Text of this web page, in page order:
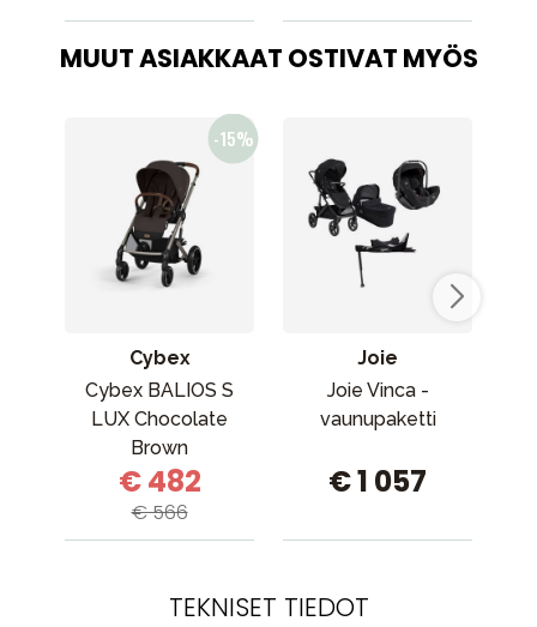
MUUT ASIAKKAAT OSTIVAT MYÖS
Cybex
Cybex BALIOS S
LUX Chocolate
Brown
€ 482
€ 566
Joie
Joie Vinca -
vaunupaketti
€ 1 057
TEKNISET TIEDOT